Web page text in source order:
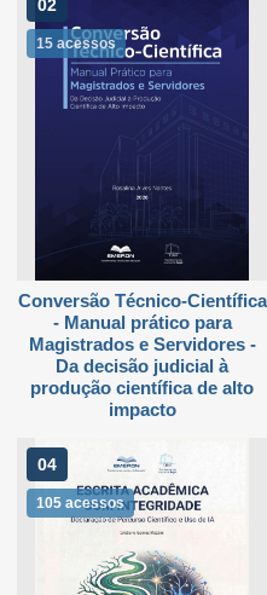
02
Conversão Técnico-Científica
- Manual prático para
Magistrados e Servidores -
Da decisão judicial à
produção científica de alto
impacto
15 acessos
04
105 acessos